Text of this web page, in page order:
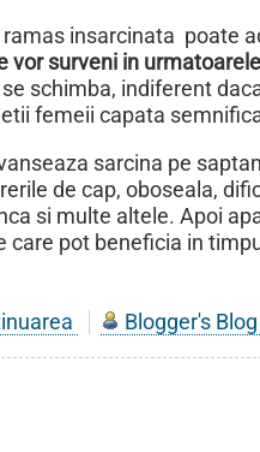
ramas insarcinata poate
vor surveni in
schimba, indiferent
femeii capata
sarcina pe
de cap, oboseala,
si multe altele. Apoi
care pot beneficia in
despreBlogger's Blog